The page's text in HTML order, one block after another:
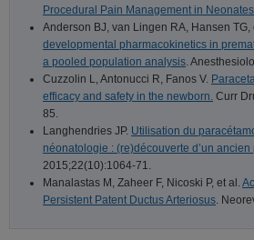
Procedural Pain Management in
Anderson BJ, van Lingen RA, Hansen TG,
developmental pharmacokinetics in
a pooled population analysis.
Cuzzolin L, Antonucci R, Fanos V.
efficacy and safety in the newborn. Curr
85.
Langhendries JP. Utilisation du
néonatologie : (re)découverte d’un
2015;22(10):1064-71.
Manalastas M, Zaheer F, Nicoski P, et al.
Persistent Patent Ductus Arteriosus.